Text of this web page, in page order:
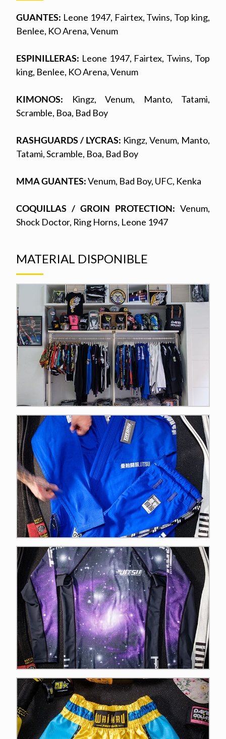
GUANTES: Leone 1947, Fairtex, Twins, Top king,
Benlee, KO Arena, Venum
ESPINILLERAS: Leone 1947, Fairtex, Twins, Top
king, Benlee, KO Arena, Venum
KIMONOS: Kingz, Venum, Manto, Tatami,
Scramble, Boa, Bad Boy
RASHGUARDS / LYCRAS: Kingz, Venum, Manto,
Tatami, Scramble, Boa, Bad Boy
MMA GUANTES:Venum, Bad Boy, UFC, Kenka
COQUILLAS / GROIN PROTECTION: Venum,
Shock Doctor, Ring Horns, Leone 1947
MATERIAL DISPONIBLE